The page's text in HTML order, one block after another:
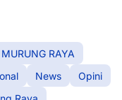
RAYA
News
Opini